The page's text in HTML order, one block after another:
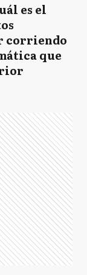
es el
corriendo
que